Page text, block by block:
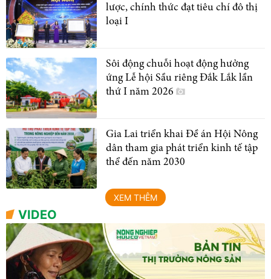
lược, chính thức đạt tiêu chí đô thị
loại I
Sôi động chuỗi hoạt động hưởng
ứng Lễ hội Sầu riêng Đắk Lắk lần
thứ I năm 2026
Gia Lai triển khai Đề án Hội Nông
dân tham gia phát triển kinh tế tập
thể đến năm 2030
XEM THÊM
VIDEO